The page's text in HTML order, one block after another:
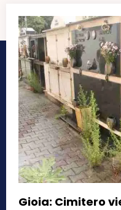
Gioia: Cimitero